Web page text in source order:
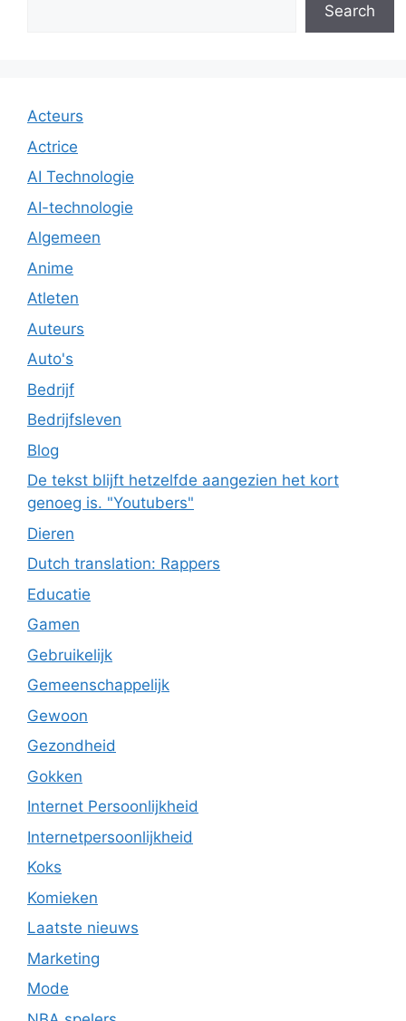
Search
Acteurs
Actrice
AI Technologie
AI-technologie
Algemeen
Anime
Atleten
Auteurs
Auto's
Bedrijf
Bedrijfsleven
Blog
De tekst blijft hetzelfde aangezien het kort
genoeg is. "Youtubers"
Dieren
Dutch translation: Rappers
Educatie
Gamen
Gebruikelijk
Gemeenschappelijk
Gewoon
Gezondheid
Gokken
Internet Persoonlijkheid
Internetpersoonlijkheid
Koks
Komieken
Laatste nieuws
Marketing
Mode